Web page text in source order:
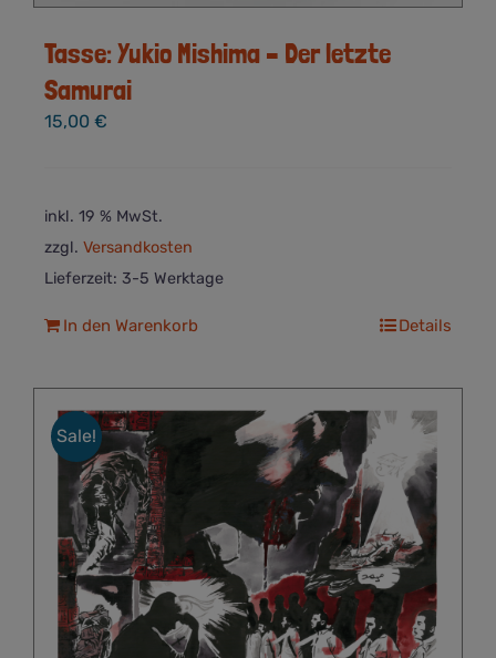
Tasse: Yukio Mishima – Der letzte
Samurai
15,00 €
inkl. 19 % MwSt.
zzgl. Versandkosten
Lieferzeit: 3-5 Werktage
In den Warenkorb Details
Sale!